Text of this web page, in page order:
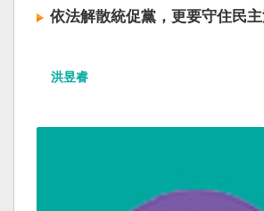
依法解散統促黨，更要守住民
洪昱睿